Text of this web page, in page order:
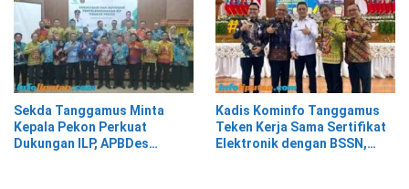
Sekda Tanggamus Minta
Kepala Pekon Perkuat
Dukungan ILP, APBDes
Kadis Kominfo Tanggamus
Teken Kerja Sama Sertifikat
Elektronik dengan BSSN,